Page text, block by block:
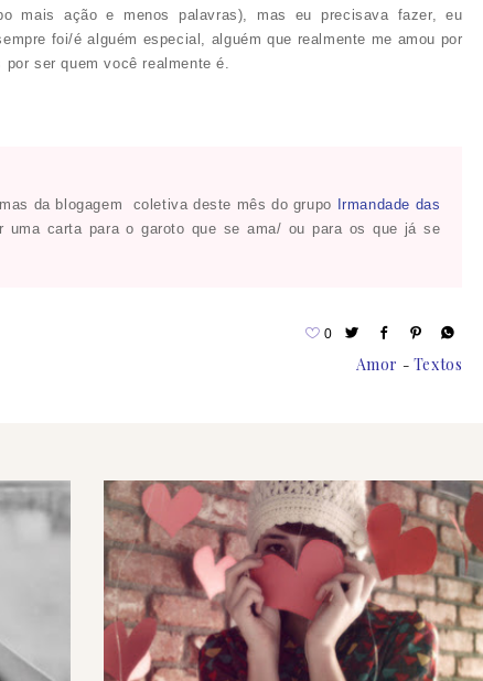
mais ação e menos palavras), mas eu precisava fazer, eu
foi/é alguém especial, alguém que realmente me amou por
ser quem você realmente é.
da blogagem coletiva deste mês do grupo
Irmandade das
uma carta para o garoto que se ama/ ou para os que já se
0
Amor Textos